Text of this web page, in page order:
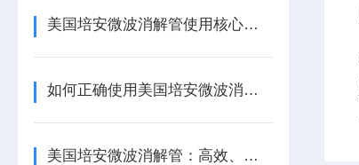
美国培安微波消解管使用核心注意事项
如何正确使用美国培安微波消解管进行样品消解？
美国培安微波消解管：高效、安全且环保的样品前处理解决方案